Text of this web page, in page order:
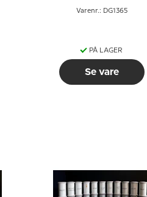
Varenr.: DG1365
PÅ LAGER
Se vare